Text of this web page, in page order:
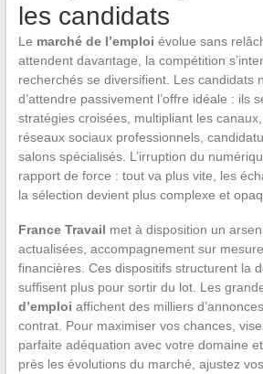
les candidats
Le marché de l’emploi évolue sans
attendent davantage, la compétition
recherchés se diversifient. Les candidats
d’attendre passivement l’offre idéale : ils
stratégies croisées, multipliant les canaux,
réseaux sociaux professionnels,
salons spécialisés. L’irruption du
rapport de force : tout va plus vite, les
la sélection devient plus complexe et
France Travail met à disposition un
actualisées, accompagnement sur
financières. Ces dispositifs structurent la
suffisent plus pour sortir du lot. Les
d’emploi affichent des milliers
contrat. Pour maximiser vos chances,
parfaite adéquation avec votre domaine
près les évolutions du marché, ajustez